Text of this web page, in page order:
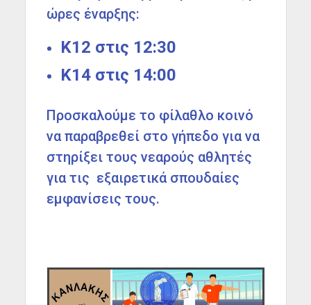
ώρες έναρξης:
Κ12 στις 12:30
Κ14 στις 14:00
Προσκαλούμε το φίλαθλο κοινό
να παραβρεθεί στο γήπεδο για να
στηρίξει τους νεαρούς αθλητές
για τις εξαιρετικά σπουδαίες
εμφανίσεις τους.